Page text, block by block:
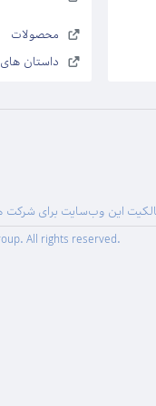
محصولات
داستان
این وب‌سایت برای
All rights reserved.